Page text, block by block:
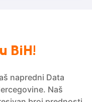
u BiH!
napredni Data
Naš